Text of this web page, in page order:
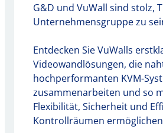
G&D und VuWall sind stolz,
Unternehmensgruppe zu
Entdecken Sie VuWalls
Videowandlösungen, die
hochperformanten KVM-
zusammenarbeiten und so
Flexibilität, Sicherheit und
Kontrollräumen